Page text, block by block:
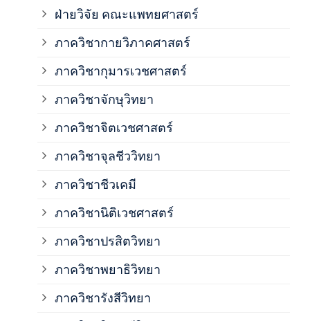
ฝ่ายวิจัย คณะแพทยศาสตร์
ภาควิชากายวิภาคศาสตร์
ภาควิชากุมารเวชศาสตร์
ภาควิชาจักษุวิทยา
ภาควิชาจิตเวชศาสตร์
ภาควิชาจุลชีววิทยา
ภาควิชาชีวเคมี
ภาควิชานิติเวชศาสตร์
ภาควิชาปรสิตวิทยา
ภาควิชาพยาธิวิทยา
ภาควิชารังสีวิทยา